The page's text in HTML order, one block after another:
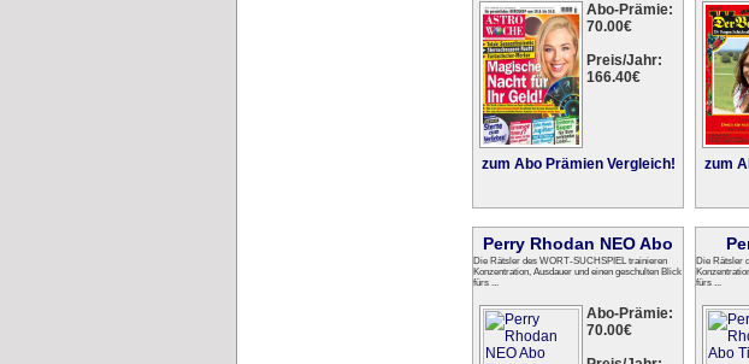
Abo-Prämie:
70.00€
Preis/Jahr:
166.40€
zum Abo Prämien Vergleich! zum
Perry Rhodan NEO Abo
Die Rätsler des WORT-SUCHSPIEL trainieren
Konzentration, Ausdauer und einen geschulten Blick
fürs ...
Abo-Prämie:
70.00€
Die Rätsler
fürs ...